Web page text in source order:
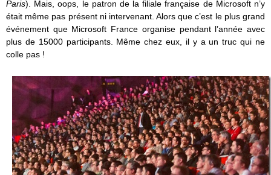
Paris). Mais, oops, le patron de la filiale française de Microsoft n’y
était même pas présent ni intervenant. Alors que c’est le plus grand
événement que Microsoft France organise pendant l’année avec
plus de 15000 participants. Même chez eux, il y a un truc qui ne
colle pas !